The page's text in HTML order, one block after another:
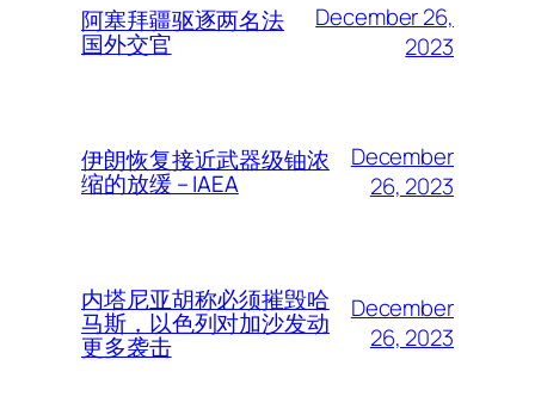
阿塞拜疆驱逐两名法
国外交官
December 26,
2023
伊朗恢复接近武器级铀浓
缩的放缓 – IAEA
December
26, 2023
内塔尼亚胡称必须摧毁哈
马斯，以色列对加沙发动
更多袭击
December
26, 2023